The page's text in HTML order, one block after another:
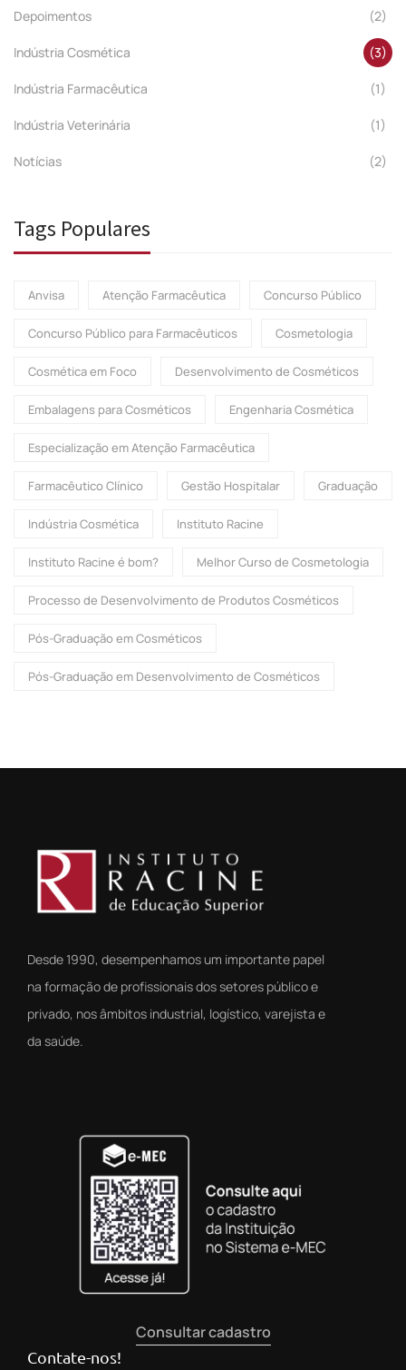
Depoimentos (2)
Indústria Cosmética (3)
Indústria Farmacêutica (1)
Indústria Veterinária (1)
Notícias (2)
Tags Populares
Anvisa Atenção Farmacêutica Concurso Público
Concurso Público para Farmacêuticos Cosmetologia
Cosmética em Foco Desenvolvimento de Cosméticos
Embalagens para Cosméticos Engenharia Cosmética
Especialização em Atenção Farmacêutica
Farmacêutico Clínico Gestão Hospitalar Graduação
Indústria Cosmética Instituto Racine
Instituto Racine é bom? Melhor Curso de Cosmetologia
Processo de Desenvolvimento de Produtos Cosméticos
Pós-Graduação em Cosméticos
Pós-Graduação em Desenvolvimento de Cosméticos
Desde 1990, desempenhamos um importante papel
na formação de profissionais dos setores público e
privado, nos âmbitos industrial, logístico, varejista e
da saúde.
Consultar cadastro
Contate-nos!